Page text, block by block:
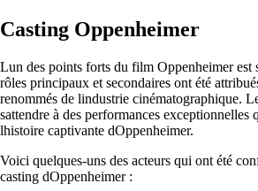
Casting Oppenheimer
Lun des points forts du film Oppenheimer est
rôles principaux et secondaires ont été
renommés de lindustrie cinématographique.
sattendre à des performances exceptionnelles
lhistoire captivante dOppenheimer.
Voici quelques-uns des acteurs qui ont été
casting dOppenheimer :